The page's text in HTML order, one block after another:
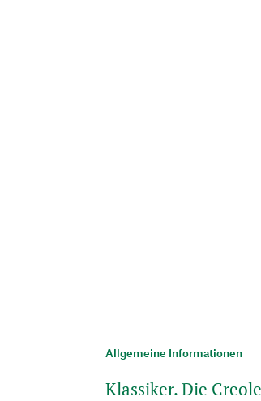
Allgemeine Informationen
Klassiker. Die Creole